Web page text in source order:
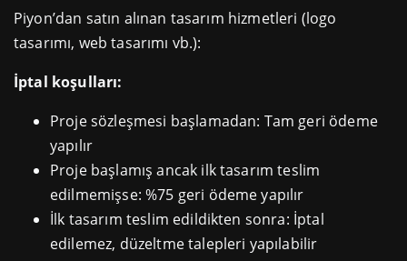
Piyon’dan satın alınan tasarım hizmetleri (logo
tasarımı, web tasarımı vb.):
İptal koşulları:
Proje sözleşmesi başlamadan: Tam geri ödeme
yapılır
Proje başlamış ancak ilk tasarım teslim
edilmemişse: %75 geri ödeme yapılır
İlk tasarım teslim edildikten sonra: İptal
edilemez, düzeltme talepleri yapılabilir